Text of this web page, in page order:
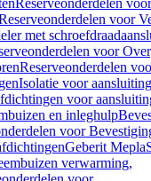
Reserveonderdelen
voor
met
voor
Reserveonderdelen
Isolatie voor
voor
en inleghulp
voor
Geberit Mepla
verwarming,